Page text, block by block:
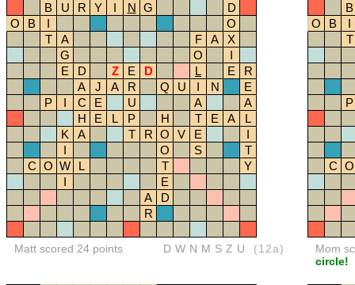
B U R Y I N G
D
O
B I
O
T
A F A
X
G
O
I
E
D Z E D L E
R
A
J A R Q U I N
E
P
I C E U A
A
H
E L P H T E A
L
K
A T R O V E
I
I
O S
T
C O W L T
Y
I
E
A
D
R
Matt scored 24 points DWNMSZU (12a)
B
O
B
I
T
P
C O
Mom
circle!